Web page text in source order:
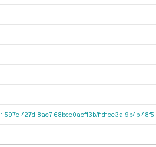
597c-427d-8ac7-68bcc0acf13b/f1d1ce3a-9b4b-